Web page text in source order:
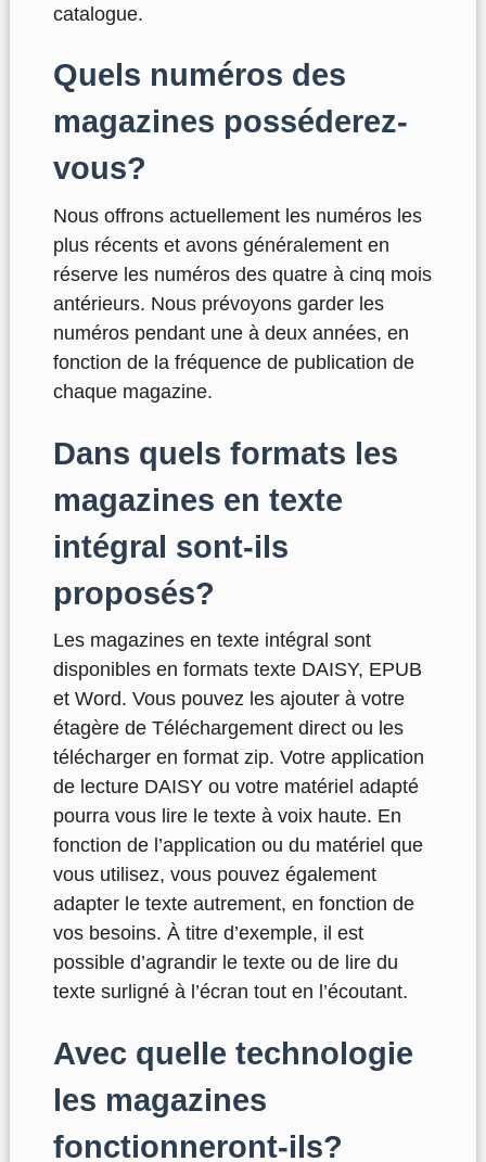
catalogue.
Quels numéros des
magazines posséderez-
vous?
Nous offrons actuellement les numéros les
plus récents et avons généralement en
réserve les numéros des quatre à cinq mois
antérieurs. Nous prévoyons garder les
numéros pendant une à deux années, en
fonction de la fréquence de publication de
chaque magazine.
Dans quels formats les
magazines en texte
intégral sont-ils
proposés?
Les magazines en texte intégral sont
disponibles en formats texte DAISY, EPUB
et Word. Vous pouvez les ajouter à votre
étagère de Téléchargement direct ou les
télécharger en format zip. Votre application
de lecture DAISY ou votre matériel adapté
pourra vous lire le texte à voix haute. En
fonction de l’application ou du matériel que
vous utilisez, vous pouvez également
adapter le texte autrement, en fonction de
vos besoins. À titre d’exemple, il est
possible d’agrandir le texte ou de lire du
texte surligné à l’écran tout en l’écoutant.
Avec quelle technologie
les magazines
fonctionneront-ils?